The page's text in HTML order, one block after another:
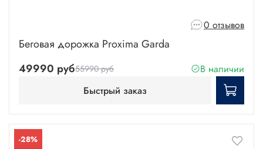
0 отзывов
Беговая дорожка Proxima Garda
49990 руб55990 руб
В наличии
Быстрый заказ
-28%